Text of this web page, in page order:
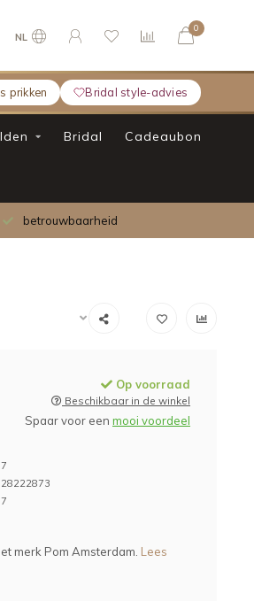
prikken Bridal style-advies
NL
0
Bridal Cadeaubon
betrouwbaarheid
Op voorraad
Beschikbaar in de winkel
Spaar voor een mooi voordeel
merk Pom Amsterdam. Lees